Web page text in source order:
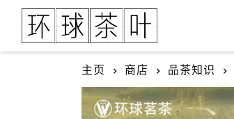
主页 商店 品茶知识